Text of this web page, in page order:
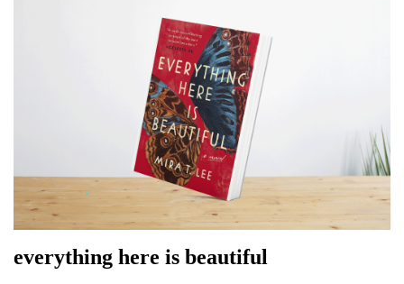
everything here is beautiful